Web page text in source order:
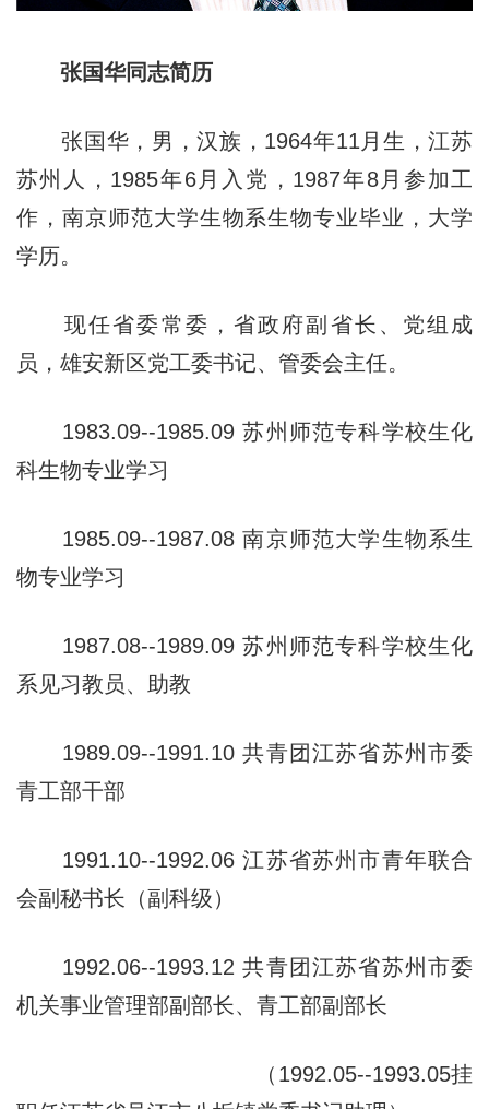
张国华同志简历
张国华，男，汉族，1964年11月生，江苏
苏州人，1985年6月入党，1987年8月参加工
作，南京师范大学生物系生物专业毕业，大学
学历。
现任省委常委，省政府副省长、党组成
员，雄安新区党工委书记、管委会主任。
1983.09--1985.09 苏州师范专科学校生化
科生物专业学习
1985.09--1987.08 南京师范大学生物系生
物专业学习
1987.08--1989.09 苏州师范专科学校生化
系见习教员、助教
1989.09--1991.10 共青团江苏省苏州市委
青工部干部
1991.10--1992.06 江苏省苏州市青年联合
会副秘书长（副科级）
1992.06--1993.12 共青团江苏省苏州市委
机关事业管理部副 部长、青工部副部长
（1992.05--1993.05挂